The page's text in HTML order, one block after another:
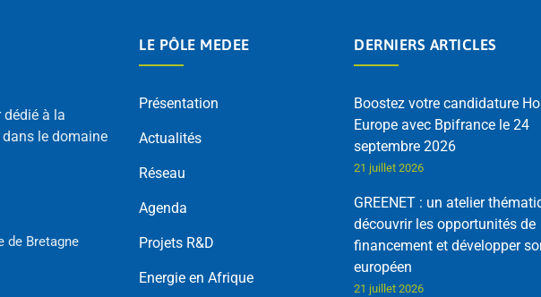
dédié à la
dans le domaine
de Bretagne
LE PÔLE MEDEE
Présentation
Actualités
Réseau
Agenda
Projets R&D
Energie en Afrique
DERNIERS ARTICLES
Boostez votre candidature
Europe avec Bpifrance le 24
septembre 2026
21 juillet 2026
GREENET : un atelier
découvrir les opportunités de
financement et développer
européen
21 juillet 2026